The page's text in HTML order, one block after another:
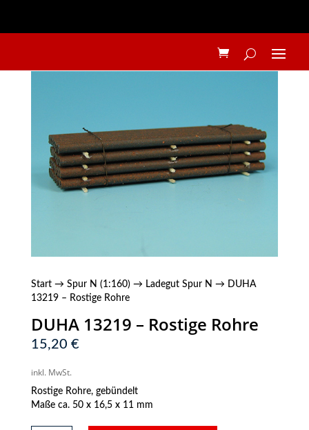
Start→ Spur N (1:160)→ Ladegut Spur N → DUHA
13219 – Rostige Rohre
DUHA 13219 – Rostige Rohre
15,20 €
inkl. MwSt.
Rostige Rohre, gebündelt
Maße ca. 50 x 16,5 x 11 mm